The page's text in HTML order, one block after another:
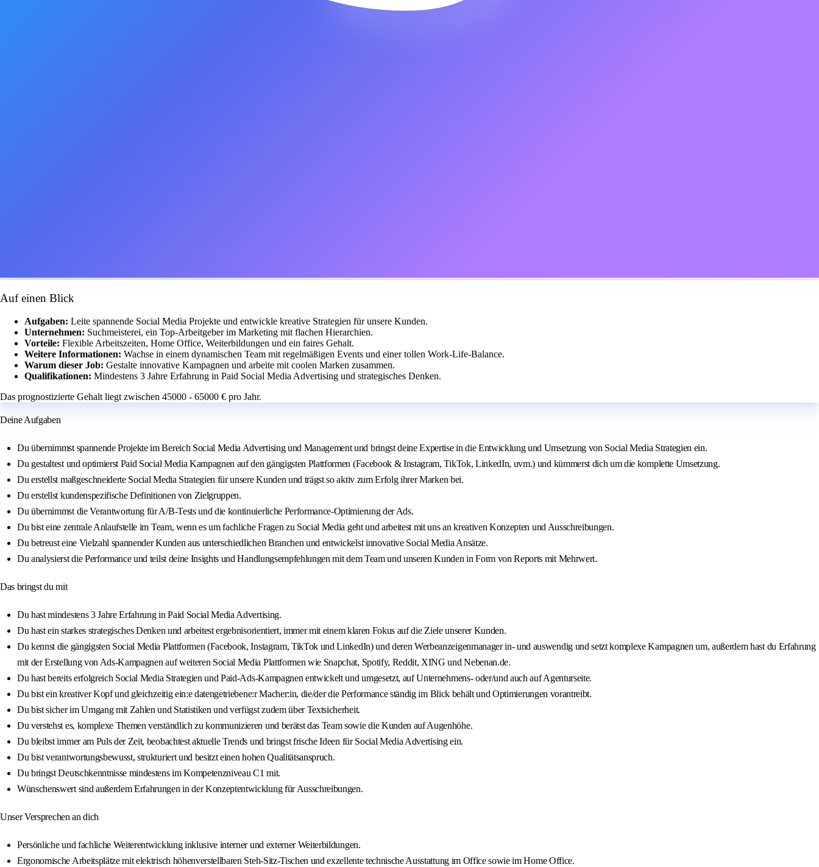
Auf einen Blick
Aufgaben: Leite spannende Social Media Projekte und entwickle kreative Strategien für unsere Kunden.
Unternehmen: Suchmeisterei, ein Top-Arbeitgeber im Marketing mit flachen Hierarchien.
Vorteile: Flexible Arbeitszeiten, Home Office, Weiterbildungen und ein faires Gehalt.
Weitere Informationen: Wachse in einem dynamischen Team mit regelmäßigen Events und einer tollen Work-Life-Balance.
Warum dieser Job: Gestalte innovative Kampagnen und arbeite mit coolen Marken zusammen.
Qualifikationen: Mindestens 3 Jahre Erfahrung in Paid Social Media Advertising und strategisches Denken.
Das prognostizierte Gehalt liegt zwischen 45000 - 65000 € pro Jahr.
Deine Aufgaben
Du übernimmst spannende Projekte im Bereich Social Media Advertising und Management und bringst deine Expertise in die Entwicklung und Umsetzung von Social Media Strategien ein.
Du gestaltest und optimierst Paid Social Media Kampagnen auf den gängigsten Plattformen (Facebook & Instagram, TikTok, LinkedIn, uvm.) und kümmerst dich um die komplette Umsetzung.
Du erstellst maßgeschneiderte Social Media Strategien für unsere Kunden und trägst so aktiv zum Erfolg ihrer Marken bei.
Du erstellst kundenspezifische Definitionen von Zielgruppen.
Du übernimmst die Verantwortung für A/B-Tests und die kontinuierliche Performance-Optimierung der Ads.
Du bist eine zentrale Anlaufstelle im Team, wenn es um fachliche Fragen zu Social Media geht und arbeitest mit uns an kreativen Konzepten und Ausschreibungen.
Du betreust eine Vielzahl spannender Kunden aus unterschiedlichen Branchen und entwickelst innovative Social Media Ansätze.
Du analysierst die Performance und teilst deine Insights und Handlungsempfehlungen mit dem Team und unseren Kunden in Form von Reports mit Mehrwert.
Das bringst du mit
Du hast mindestens 3 Jahre Erfahrung in Paid Social Media Advertising.
Du hast ein starkes strategisches Denken und arbeitest ergebnisorientiert, immer mit einem klaren Fokus auf die Ziele unserer Kunden.
Du kennst die gängigsten Social Media Plattformen (Facebook, Instagram, TikTok und LinkedIn) und deren Werbeanzeigenmanager in- und auswendig und setzt komplexe Kampagnen um, außerdem hast du Erfahrung
mit der Erstellung von Ads-Kampagnen auf weiteren Social Media Plattformen wie Snapchat, Spotify, Reddit, XING und Nebenan.de.
Du hast bereits erfolgreich Social Media Strategien und Paid-Ads-Kampagnen entwickelt und umgesetzt, auf Unternehmens- oder/und auch auf Agenturseite.
Du bist ein kreativer Kopf und gleichzeitig ein:e datengetriebene:r Macher:in, die/der die Performance ständig im Blick behält und Optimierungen vorantreibt.
Du bist sicher im Umgang mit Zahlen und Statistiken und verfügst zudem über Textsicherheit.
Du verstehst es, komplexe Themen verständlich zu kommunizieren und berätst das Team sowie die Kunden auf Augenhöhe.
Du bleibst immer am Puls der Zeit, beobachtest aktuelle Trends und bringst frische Ideen für Social Media Advertising ein.
Du bist verantwortungsbewusst, strukturiert und besitzt einen hohen Qualitätsanspruch.
Du bringst Deutschkenntnisse mindestens im Kompetenzniveau C1 mit.
Wünschenswert sind außerdem Erfahrungen in der Konzeptentwicklung für Ausschreibungen.
Unser Versprechen an dich
Persönliche und fachliche Weiterentwicklung inklusive interner und externer Weiterbildungen.
Ergonomische Arbeitsplätze mit elektrisch höhenverstellbaren Steh-Sitz-Tischen und exzellente technische Ausstattung im Office sowie im Home Office.